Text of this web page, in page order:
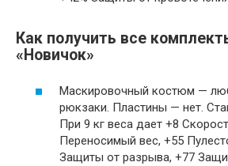
Как получить все
«Новичок»
Маскировочный костюм —
рюкзаки. Пластины — нет.
При 9 кг веса дает +8
Переносимый вес, +55
Защиты от разрыва, +77